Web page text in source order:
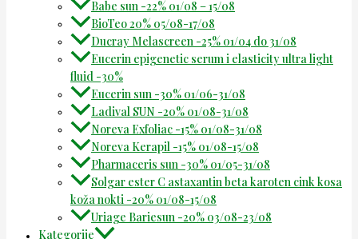
Babe sun -22% 01/08 – 15/08
BioTeo 20% 05/08-17/08
Ducray Melascreen -25% 01/04 do 31/08
Eucerin epigenetic serum i elasticity ultra light
fluid -30%
Eucerin sun -30% 01/06-31/08
Ladival SUN -20% 01/08-31/08
Noreva Exfoliac -15% 01/08-31/08
Noreva Kerapil -15% 01/08-15/08
Pharmaceris sun -30% 01/05-31/08
Solgar ester C astaxantin beta karoten cink kosa
koža nokti -20% 01/08-15/08
Uriage Bariesun -20% 03/08-23/08
Kategorije